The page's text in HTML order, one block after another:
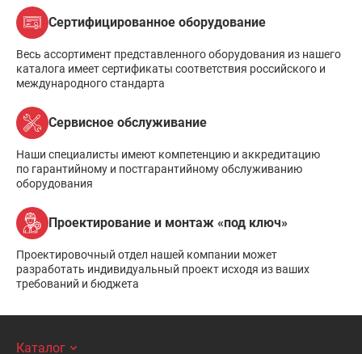
Сертифицированное оборудование
Весь ассортимент представленного оборудования из нашего
каталога имеет сертификаты соответствия российского и
международного стандарта
Сервисное обслуживание
Наши специалисты имеют компетенцию и аккредитацию
по гарантийному и постгарантийному обслуживанию
оборудования
Проектирование и монтаж «под ключ»
Проектировочный отдел нашей компании может
разработать индивидуальный проект исходя из ваших
требований и бюджета
Каталог